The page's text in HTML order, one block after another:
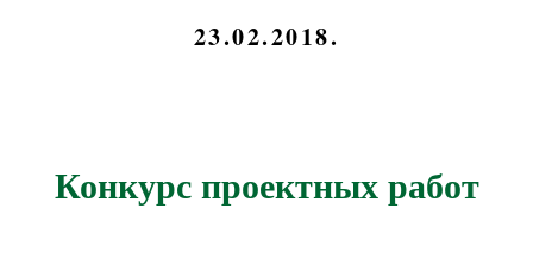
23.02.2018.
Конкурс проектных работ